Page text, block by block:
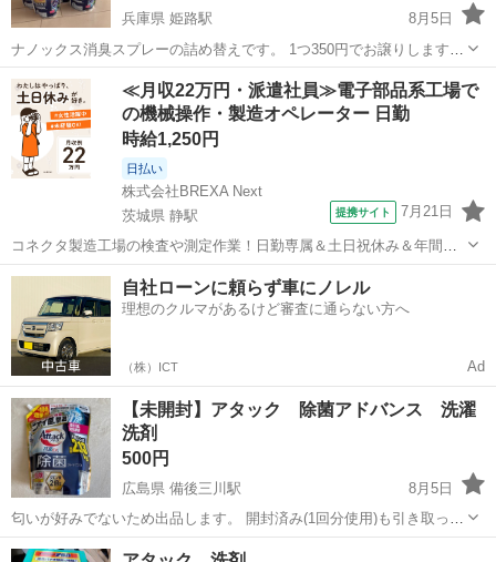
兵庫県 姫路駅
8月5日
ナノックス消臭スプレーの詰め替えです。 1つ350円でお譲りします。
5つなら1500円で構いません。 新品未使用品です。 よろしくお願いし
ます。
兵庫 姫路市 姫路駅 洗濯用品 よろしくお願いします
≪月収22万円・派遣社員≫電子部品系工場で
の機械操作・製造オペレーター 日勤
時給1,250円
日払い
株式会社BREXA Next
茨城県 静駅
提携サイト 7月21日
コネクタ製造工場の検査や測定作業！日勤専属＆土日祝休み＆年間休
日128日★クリーンルーム内作業★マイカー通勤OK＆無料駐車場あり
★就業先食堂利用可！日払い制度あり！《茨城県常陸大宮市》 人気の
工場のお仕事 ◇コネクタ製造工...
茨城 常陸大宮市 その他
自社ローンに頼らず車にノレル
理想のクルマがあるけど審査に通らない方へ
（株）ICT Ad
【未開封】アタック 除菌アドバンス 洗濯
洗剤
500円
広島県 備後三川駅
8月5日
匂いが好みでないため出品します。 開封済み(1回分使用)も引き取って
もらえる方は2つで500円でお譲りします。
広島 世羅郡 備後三川駅 洗濯用品